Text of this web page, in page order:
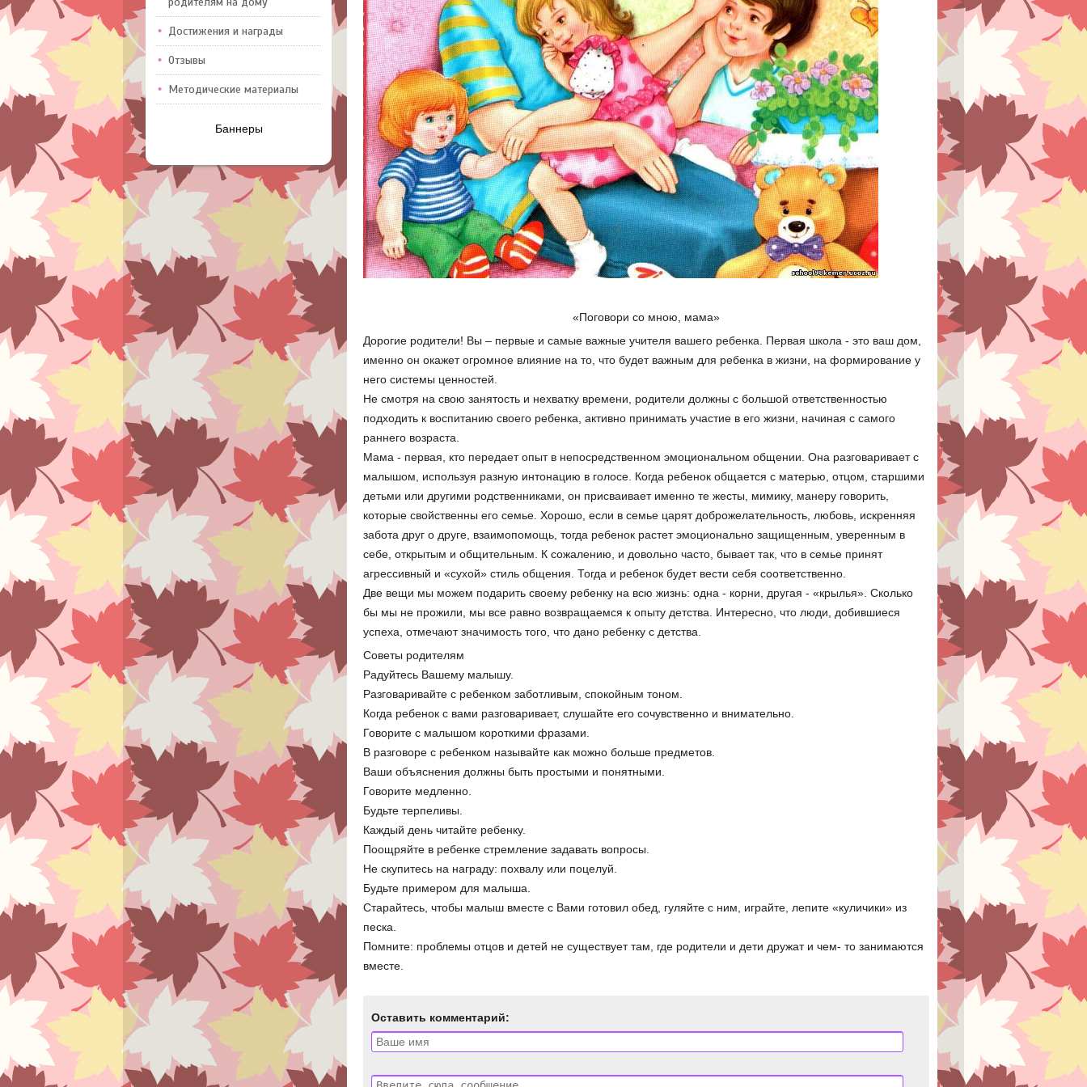
Достижения и награды
Отзывы
Методические материалы
Баннеры
«Поговори со мною, мама»
Дорогие родители! Вы – первые и самые важные учителя вашего ребенка. Первая школа - это ваш дом,
именно он окажет огромное влияние на то, что будет важным для ребенка в жизни, на формирование у
него системы ценностей.
Не смотря на свою занятость и нехватку времени, родители должны с большой ответственностью
подходить к воспитанию своего ребенка, активно принимать участие в его жизни, начиная с самого
раннего возраста.
Мама - первая, кто передает опыт в непосредственном эмоциональном общении. Она разговаривает с
малышом, используя разную интонацию в голосе. Когда ребенок общается с матерью, отцом, старшими
детьми или другими родственниками, он присваивает именно те жесты, мимику, манеру говорить,
которые свойственны его семье. Хорошо, если в семье царят доброжелательность, любовь, искренняя
забота друг о друге, взаимопомощь, тогда ребенок растет эмоционально защищенным, уверенным в
себе, открытым и общительным. К сожалению, и довольно часто, бывает так, что в семье принят
агрессивный и «сухой» стиль общения. Тогда и ребенок будет вести себя соответственно.
Две вещи мы можем подарить своему ребенку на всю жизнь: одна - корни, другая - «крылья». Сколько
бы мы не прожили, мы все равно возвращаемся к опыту детства. Интересно, что люди, добившиеся
успеха, отмечают значимость того, что дано ребенку с детства.
Советы родителям
Радуйтесь Вашему малышу.
Разговаривайте с ребенком заботливым, спокойным тоном.
Когда ребенок с вами разговаривает, слушайте его сочувственно и внимательно.
Говорите с малышом короткими фразами.
В разговоре с ребенком называйте как можно больше предметов.
Ваши объяснения должны быть простыми и понятными.
Говорите медленно.
Будьте терпеливы.
Каждый день читайте ребенку.
Поощряйте в ребенке стремление задавать вопросы.
Не скупитесь на награду: похвалу или поцелуй.
Будьте примером для малыша.
Старайтесь, чтобы малыш вместе с Вами готовил обед, гуляйте с ним, играйте, лепите «куличики» из
песка.
Помните: проблемы отцов и детей не существует там, где родители и дети дружат и чем- то занимаются
вместе.
Оставить комментарий: